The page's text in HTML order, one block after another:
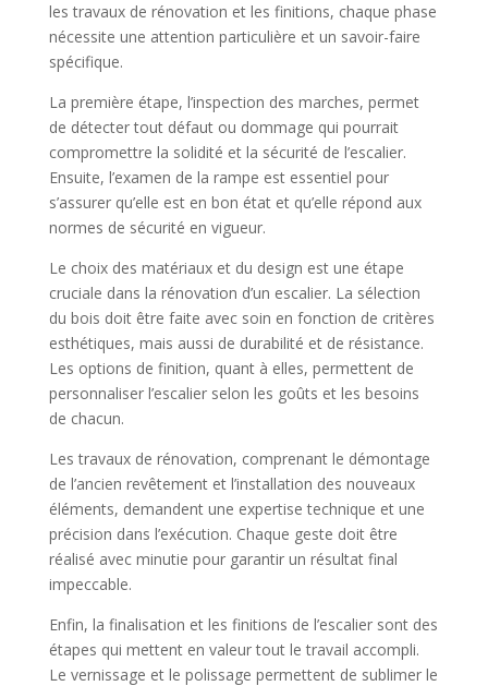
les travaux de rénovation et les finitions, chaque phase
nécessite une attention particulière et un savoir-faire
spécifique.
La première étape, l’inspection des marches, permet
de détecter tout défaut ou dommage qui pourrait
compromettre la solidité et la sécurité de l’escalier.
Ensuite, l’examen de la rampe est essentiel pour
s’assurer qu’elle est en bon état et qu’elle répond aux
normes de sécurité en vigueur.
Le choix des matériaux et du design est une étape
cruciale dans la rénovation d’un escalier. La sélection
du bois doit être faite avec soin en fonction de critères
esthétiques, mais aussi de durabilité et de résistance.
Les options de finition, quant à elles, permettent de
personnaliser l’escalier selon les goûts et les besoins
de chacun.
Les travaux de rénovation, comprenant le démontage
de l’ancien revêtement et l’installation des nouveaux
éléments, demandent une expertise technique et une
précision dans l’exécution. Chaque geste doit être
réalisé avec minutie pour garantir un résultat final
impeccable.
Enfin, la finalisation et les finitions de l’escalier sont des
étapes qui mettent en valeur tout le travail accompli.
Le vernissage et le polissage permettent de sublimer le